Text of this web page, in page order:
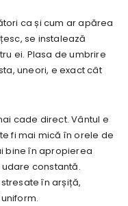
ca și cum ar apărea
se instalează
ei. Plasa de umbrire
uneori, e exact cât
cade direct. Vântul e
fi mai mică în orele de
bine în apropierea
constantă.
în arșiță,